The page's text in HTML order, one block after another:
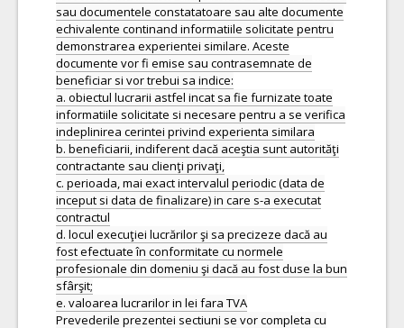
sau documentele constatatoare sau alte documente
echivalente continand informatiile solicitate pentru
demonstrarea experientei similare. Aceste
documente vor fi emise sau contrasemnate de
beneficiar si vor trebui sa indice:
a. obiectul lucrarii astfel incat sa fie furnizate toate
informatiile solicitate si necesare pentru a se verifica
indeplinirea cerintei privind experienta similara
b. beneficiarii, indiferent dacă aceştia sunt autorităţi
contractante sau clienţi privaţi,
c. perioada, mai exact intervalul periodic (data de
inceput si data de finalizare) in care s-a executat
contractul
d. locul execuţiei lucrărilor şi sa precizeze dacă au
fost efectuate în conformitate cu normele
profesionale din domeniu şi dacă au fost duse la bun
sfârşit;
e. valoarea lucrarilor in lei fara TVA
Prevederile prezentei sectiuni se vor completa cu